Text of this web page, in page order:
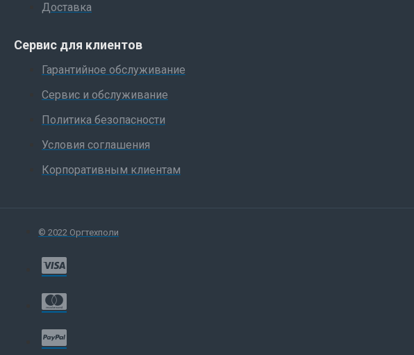
Доставка
Сервис для клиентов
Гарантийное обслуживание
Сервис и обслуживание
Политика безопасности
Условия соглашения
Корпоративным клиентам
© 2022 Оргтехполи